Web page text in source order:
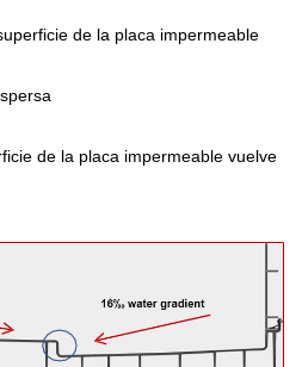
de la placa impermeable
de la placa impermeable vuelve